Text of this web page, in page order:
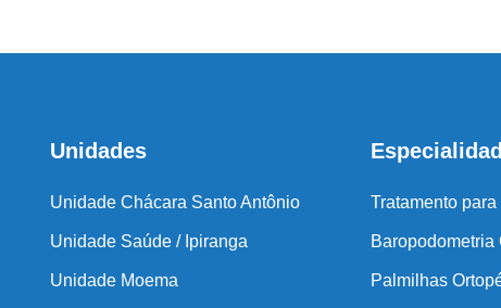
Unidades
Unidade Chácara Santo Antônio
Unidade Saúde / Ipiranga
Unidade Moema
Tratamento
Baropodometria
Palmilhas